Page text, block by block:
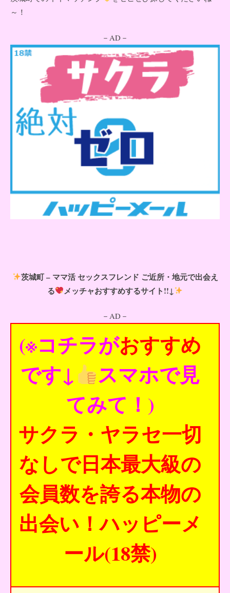
～！
－AD－
茨城町 – ママ活 セックスフレンド ご近所・地元で出会え
る
メッチャおすすめするサイト!!↓
－AD－
(※コチラがおすすめ
です↓
スマホで見
てみて！)
サクラ・ヤラセ一切
なしで日本最大級の
会員数を誇る本物の
出会い！ハッピーメ
ール(18禁)